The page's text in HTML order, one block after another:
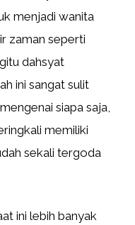
menjadi wanita
zaman seperti
dahsyat
ini sangat sulit
siapa saja,
memiliki
sekali tergoda
ini lebih banyak